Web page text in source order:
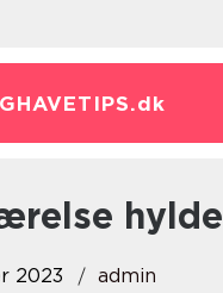
dk
hylde
2023 admin